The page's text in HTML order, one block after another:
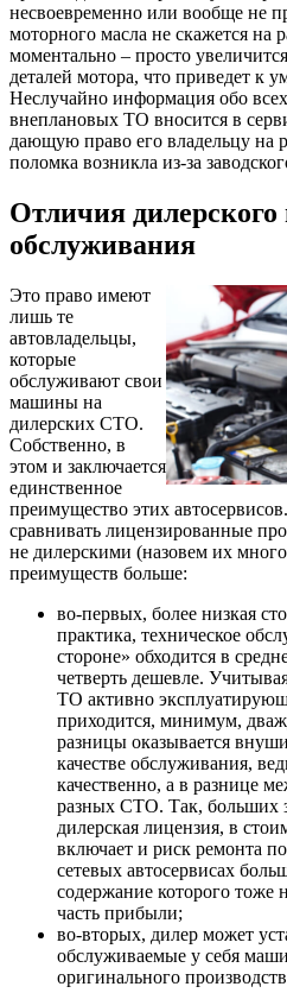
несвоевременно или вообще не
моторного масла не скажется на
моментально – просто
деталей мотора, что приведет к
Неслучайно информация обо
внеплановых ТО вносится в
дающую право его владельцу на
поломка возникла из-за
Отличия дилерского
обслуживания
Это право имеют
лишь те
автовладельцы,
которые
обслуживают свои
машины на
дилерских СТО.
Собственно, в
этом и заключается
единственное
преимущество этих
сравнивать лицензированные
не дилерскими (назовем их
преимуществ больше:
во-первых, более низкая
практика, техническое
стороне» обходится в
четверть дешевле.
ТО активно
приходится, минимум,
разницы оказывается
качестве обслуживания,
качественно, а в разнице
разных СТО. Так, больших
дилерская лицензия, в
включает и риск ремонта
сетевых автосервисах
содержание которого тоже
часть прибыли;
во-вторых, дилер может
обслуживаемые у себя
оригинального